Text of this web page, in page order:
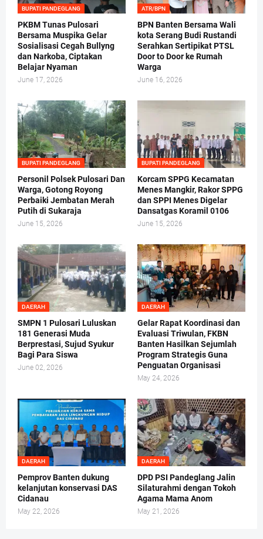
BUPATI PANDEGLANG
PKBM Tunas Pulosari
Bersama Muspika Gelar
Sosialisasi Cegah Bullyng
dan Narkoba, Ciptakan
Belajar Nyaman
June 17, 2026
ATR/BPN
BPN Banten Bersama Wali
kota Serang Budi Rustandi
Serahkan Sertipikat PTSL
Door to Door ke Rumah
Warga
June 16, 2026
BUPATI PANDEGLANG
Personil Polsek Pulosari Dan
Warga, Gotong Royong
Perbaiki Jembatan Merah
Putih di Sukaraja
June 15, 2026
BUPATI PANDEGLANG
Korcam SPPG Kecamatan
Menes Mangkir, Rakor SPPG
dan SPPI Menes Digelar
Dansatgas Koramil 0106
June 15, 2026
DAERAH
SMPN 1 Pulosari Luluskan
181 Generasi Muda
Berprestasi, Sujud Syukur
Bagi Para Siswa
June 02, 2026
DAERAH
Gelar Rapat Koordinasi dan
Evaluasi Triwulan, FKBN
Banten Hasilkan Sejumlah
Program Strategis Guna
Penguatan Organisasi
May 24, 2026
DAERAH
Pemprov Banten dukung
kelanjutan konservasi DAS
Cidanau
May 22, 2026
DAERAH
DPD PSI Pandeglang Jalin
Silaturahmi dengan Tokoh
Agama Mama Anom
May 21, 2026